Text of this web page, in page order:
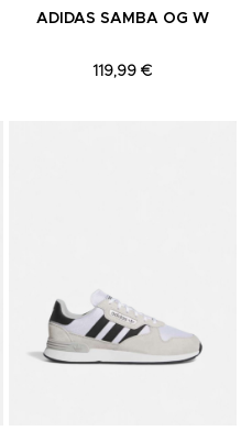
ADIDAS SAMBA OG W
119,99 €